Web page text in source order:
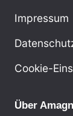
Impressum
Cookie-
Über